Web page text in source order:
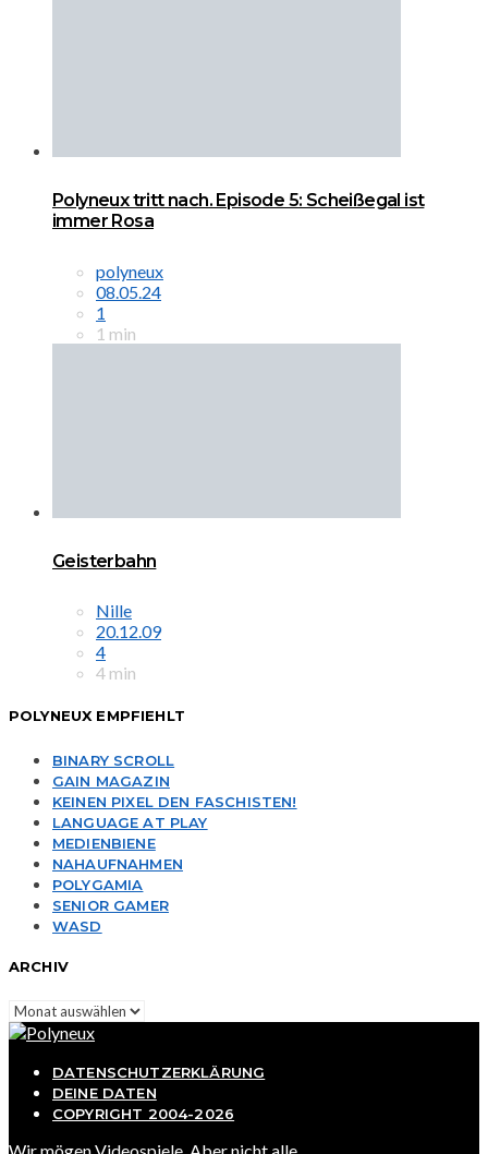
Polyneux tritt nach. Episode 5: Scheißegal ist
immer Rosa
polyneux
08.05.24
1
1 min
Geisterbahn
Nille
20.12.09
4
4 min
POLYNEUX EMPFIEHLT
BINARY SCROLL
GAIN MAGAZIN
KEINEN PIXEL DEN FASCHISTEN!
LANGUAGE AT PLAY
MEDIENBIENE
NAHAUFNAHMEN
POLYGAMIA
SENIOR GAMER
WASD
ARCHIV
Archiv
DATENSCHUTZERKLÄRUNG
DEINE DATEN
COPYRIGHT 2004-2026